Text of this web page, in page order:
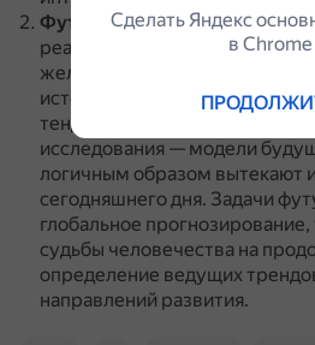
Футурология— это наука,
реализации различных
желаемого будущего
исторические
тенденции и технологические
исследования — модели
логичным образом вытекают
сегодняшнего дня. Задачи
глобальное прогнозирование,
судьбы человечества на
определение ведущих
направлений развития.
Сделать Яндекс
в Сhrome